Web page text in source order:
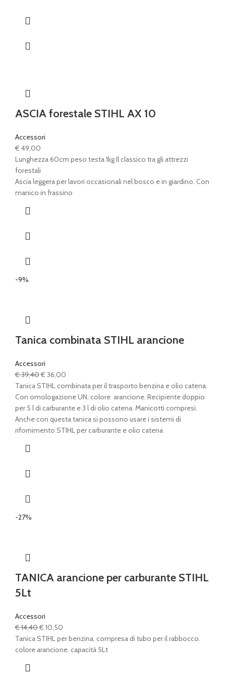
ASCIA forestale STIHL AX 10
Accessori
€ 49,00
Lunghezza 60cm peso testa 1kg Il classico tra gli attrezzi
forestali
Ascia leggera per lavori occasionali nel bosco e in giardino. Con
manico in frassino
-9%
Tanica combinata STIHL arancione
Accessori
€39,40Il
prezzo
originale
era:
€ 39,40.
€ 36,00
prezzo
attuale
è:
€ 36,00.
Tanica STIHL combinata per il trasporto benzina e olio catena.
Con omologazione UN, colore arancione. Recipiente doppio
per 5 l di carburante e 3 l di olio catena. Manicotti compresi.
Anche con questa tanica si possono usare i sistemi di
rifornimento STIHL per carburante e olio catena
-27%
TANICA arancione per carburante STIHL
5Lt
Accessori
€14,40Il
prezzo
originale
€ 10,50
prezzo
attuale
Tanica STIHL per benzina, compresa di tubo per il rabbocco.
colore arancione. capacità 5Lt